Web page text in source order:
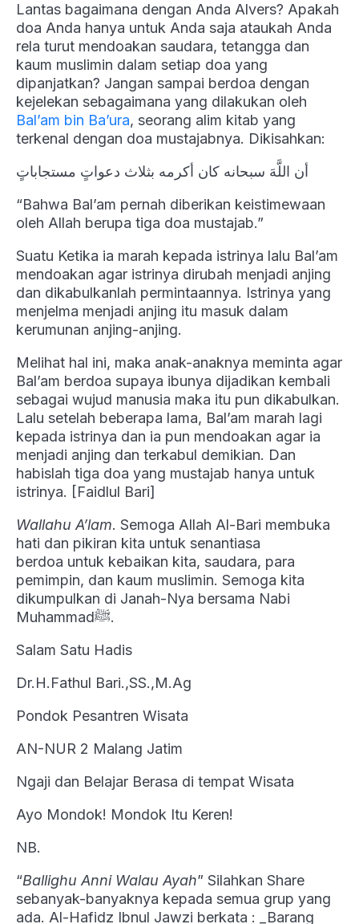
Lantas bagaimana dengan Anda Alvers? Apakah
doa Anda hanya untuk Anda saja ataukah Anda
rela turut mendoakan saudara, tetangga dan
kaum muslimin dalam setiap doa yang
dipanjatkan? Jangan sampai berdoa dengan
kejelekan sebagaimana yang dilakukan oleh
Bal’am bin Ba’ura, seorang alim kitab yang
terkenal dengan doa mustajabnya. Dikisahkan:
أن اللَّهَ سبحانه كان أكرمه بثلاث دعواتٍ مستجاباتٍ
“Bahwa Bal’am pernah diberikan keistimewaan
oleh Allah berupa tiga doa mustajab.”
Suatu Ketika ia marah kepada istrinya lalu Bal’am
mendoakan agar istrinya dirubah menjadi anjing
dan dikabulkanlah permintaannya. Istrinya yang
menjelma menjadi anjing itu masuk dalam
kerumunan anjing-anjing.
Melihat hal ini, maka anak-anaknya meminta agar
Bal’am berdoa supaya ibunya dijadikan kembali
sebagai wujud manusia maka itu pun dikabulkan.
Lalu setelah beberapa lama, Bal’am marah lagi
kepada istrinya dan ia pun mendoakan agar ia
menjadi anjing dan terkabul demikian. Dan
habislah tiga doa yang mustajab hanya untuk
istrinya. [Faidlul Bari]
Wallahu A’lam. Semoga Allah Al-Bari membuka
hati dan pikiran kita untuk senantiasa
berdoa untuk kebaikan kita, saudara, para
pemimpin, dan kaum muslimin. Semoga kita
dikumpulkan di Janah-Nya bersama Nabi
Muhammadﷺ.
Salam Satu Hadis
Dr.H.Fathul Bari.,SS.,M.Ag
Pondok Pesantren Wisata
AN-NUR 2 Malang Jatim
Ngaji dan Belajar Berasa di tempat Wisata
Ayo Mondok! Mondok Itu Keren!
NB.
“Ballighu Anni Walau Ayah” Silahkan Share
sebanyak-banyaknya kepada semua grup yang
ada. Al-Hafidz Ibnul Jawzi berkata : _Barang